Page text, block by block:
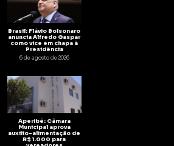
Brasil: Flávio Bolsonaro
anuncia Alfredo Gaspar
como vice em chapa à
Presidência
6 de agosto de 2026
Aperibé: Câmara
Municipal aprova
auxílio-alimentação de
R$ 1.000 para